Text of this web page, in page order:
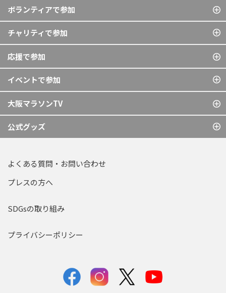
ボランティアで参加
チャリティで参加
応援で参加
イベントで参加
大阪マラソンTV
公式グッズ
よくある質問・お問い合わせ
プレスの方へ
SDGsの取り組み
プライバシーポリシー